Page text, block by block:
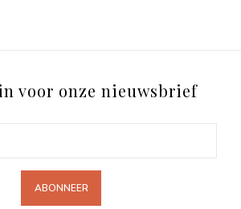
voor onze nieuwsbrief
ABONNEER